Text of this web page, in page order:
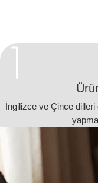
İngilizce ve Çince